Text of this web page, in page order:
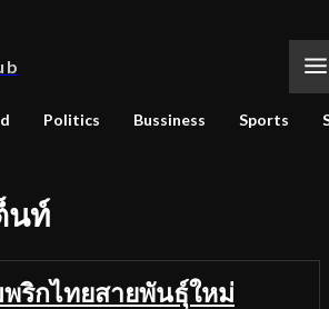
Politics Bussiness Sports
นท์
ริกไทยสายพันธุ์ใหม่